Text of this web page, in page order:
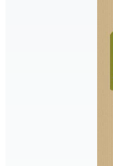
Motion